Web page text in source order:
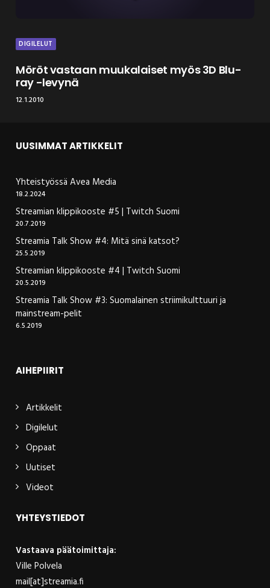
DIGILELUT
Möröt vastaan muukalaiset myös 3D Blu-
ray -levynä
12.1.2010
UUSIMMAT ARTIKKELIT
Yhteistyössä Avea Media
18.2.2024
Streamian klippikooste #5 | Twitch Suomi
20.7.2019
Streamia Talk Show #4: Mitä sinä katsot?
25.5.2019
Streamian klippikooste #4 | Twitch Suomi
20.5.2019
Streamia Talk Show #3: Suomalainen striimikulttuuri ja
mainstream-pelit
6.5.2019
AIHEPIIRIT
Artikkelit
Digilelut
Oppaat
Uutiset
Videot
YHTEYSTIEDOT
Vastaava päätoimittaja:
Ville Polvela
mail[at]streamia.fi